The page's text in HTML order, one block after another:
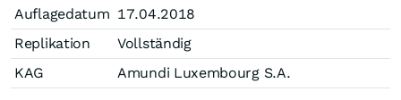
Auflagedatum 17.04.2018
Replikation
Vollständig
KAG
Amundi Luxembourg S.A.